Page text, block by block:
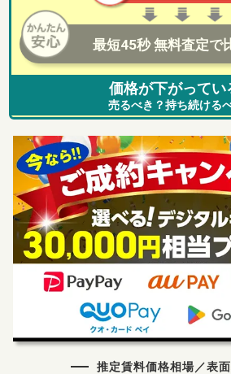
最短45秒 無料査定で
価格が下がってい
売るべき？持ち続ける
推定賃料価格相場／表